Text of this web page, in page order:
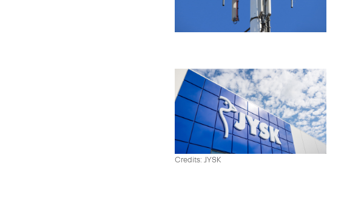
Credits: JYSK